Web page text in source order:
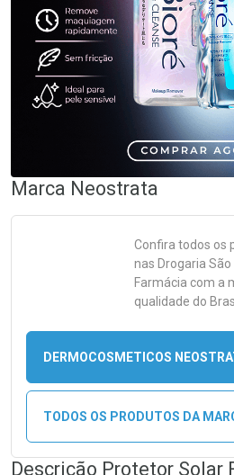
Marca Neostrata
Confira todos os
nas Drogaria
Farmácia com a
qualidade do
DERMOCOSMETICOS
TODOS OS PRODUTOS DA
Descrição Protetor Solar